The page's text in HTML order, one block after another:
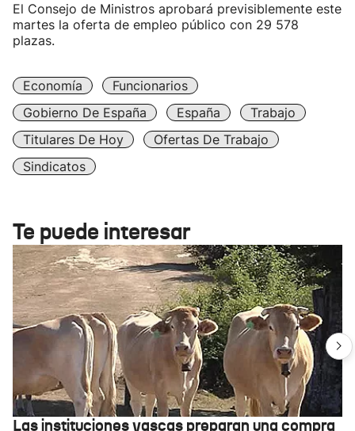
El Consejo de Ministros aprobará previsiblemente este
martes la oferta de empleo público con 29 578
plazas.
Economía
Funcionarios
Gobierno De España
España
Trabajo
Titulares De Hoy
Ofertas De Trabajo
Sindicatos
Te puede interesar
Las instituciones vascas preparan una compra